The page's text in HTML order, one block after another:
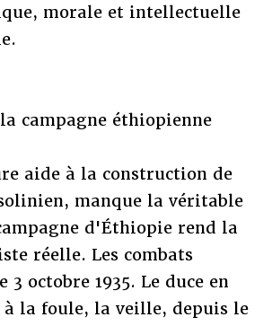
morale et intellectuelle
campagne éthiopienne
aide à la construction de
manque la véritable
d'Éthiopie rend la
réelle. Les combats
3 octobre 1935. Le duce en
la foule, la veille, depuis le